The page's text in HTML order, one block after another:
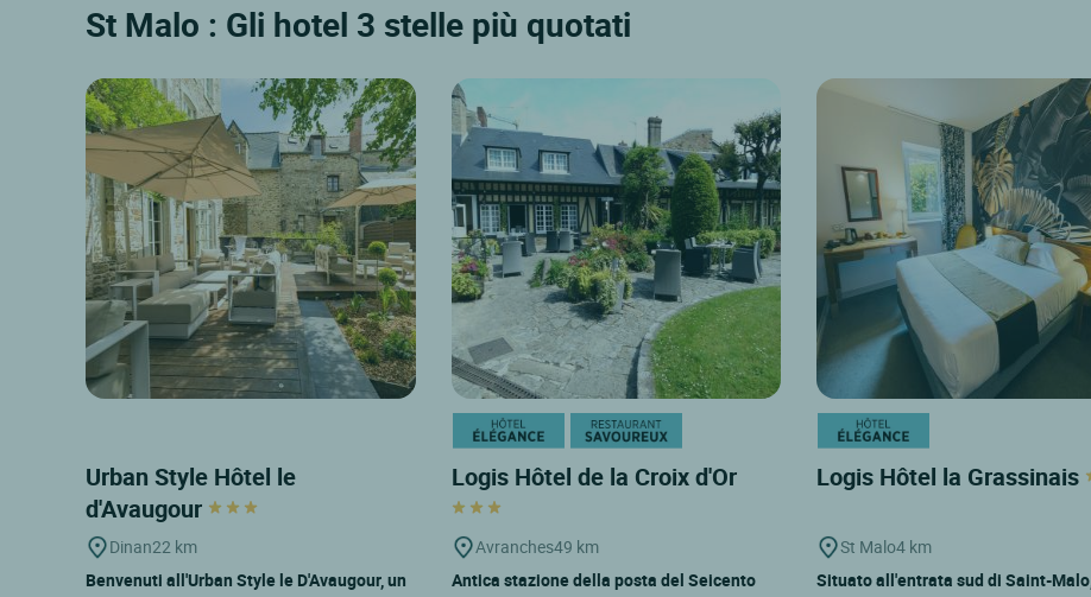
St Malo : Gli hotel 3 stelle più quotati
Urban Style Hôtel le
d'Avaugour
Dinan22 km
Benvenuti all'Urban Style le D'Avaugour, un
Logis Hôtel de la Croix d'Or
Avranches49 km
Antica stazione della posta del Seicento
Logis Hôtel la Grassinais
St Malo4 km
Situato all'entrata sud di Saint-Malo,